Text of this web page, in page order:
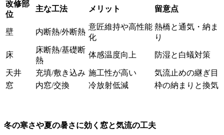
改修部
位
主な工法 メリット 留意点
壁 内断熱/外断熱
意匠維持や高性能
化
熱橋と通気・納ま
り
床
床断熱/基礎断
熱
体感温度向上 防湿と白蟻対策
天井 充填/敷き込み 施工性が高い
気流止めの継ぎ目
窓
内窓/交換 冷放射低減 枠の納まりと換気
冬の寒さや夏の暑さに効く窓と気流の工夫